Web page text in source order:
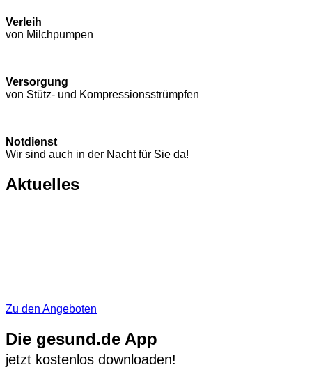
Verleih
von Milchpumpen
Versorgung
von Stütz- und Kompressions­strümpfen
Notdienst
Wir sind auch in der Nacht für Sie da!
Aktuelles
Zu den Angeboten
Die gesund.de App
jetzt kostenlos downloaden!